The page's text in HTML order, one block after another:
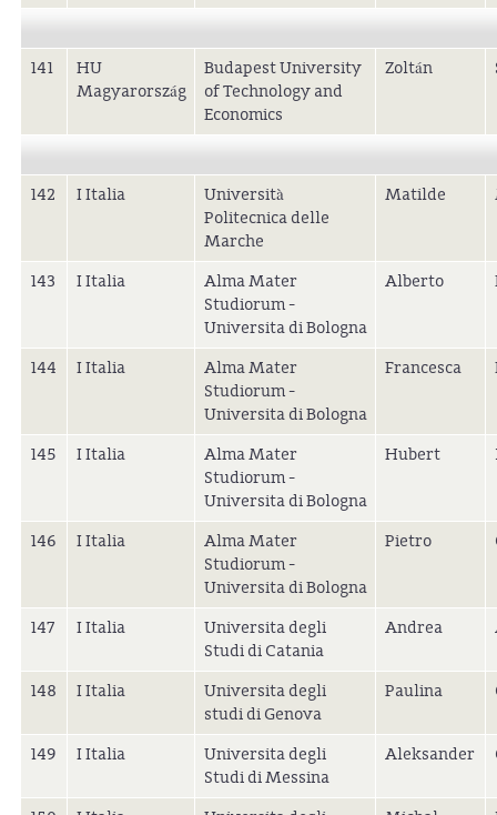
141
HU
Magyarország
Budapest University
of Technology and
Economics
Zoltán
142 I Italia
Università
Politecnica delle
Marche
Matilde
143 I Italia
Alma Mater
Studiorum -
Universita di Bologna
Alberto
144 I Italia
Alma Mater
Studiorum -
Universita di Bologna
Francesca
145 I Italia
Alma Mater
Studiorum -
Universita di Bologna
Hubert
146 I Italia
Alma Mater
Studiorum -
Universita di Bologna
Pietro
147 I Italia
Universita degli
Studi di Catania
Andrea
148 I Italia
Universita degli
studi di Genova
Paulina
149 I Italia
Universita degli
Studi di Messina
Aleksander